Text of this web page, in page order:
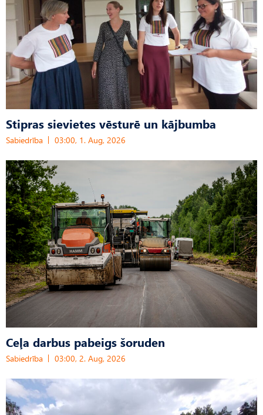
Stipras sievietes vēsturē un kājbumba
Sabiedrība 03:00, 1. Aug, 2026
Ceļa darbus pabeigs šoruden
Sabiedrība 03:00, 2. Aug, 2026